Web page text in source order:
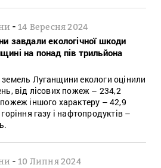
-14 Вересня 2024
завдали екологічної шкоди
на понад пів трильйона
земель Луганщини екологи оцінили
від лісових пожеж – 234,2
іншого характеру – 42,9
газу і нафтопродуктів –
-10 Липня 2024